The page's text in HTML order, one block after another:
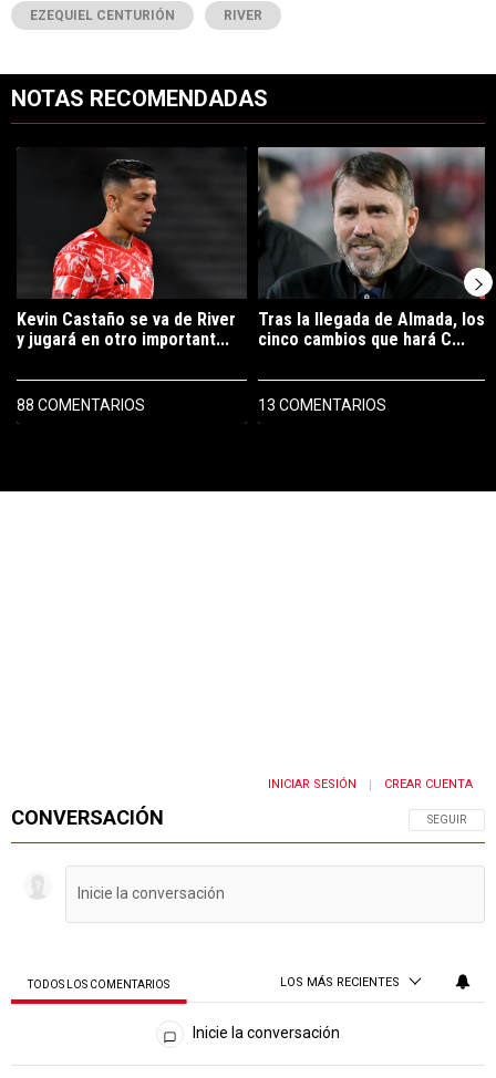
EZEQUIEL CENTURIÓN RIVER
NOTAS RECOMENDADAS
Un artículo de tendencia con el título "Kevin Castaño se va de
Kevin Castaño se va de River
y jugará en otro important...
88 COMENTARIOS
Un artículo de tendencia con el
Tras la llegada de Almada, los
cinco cambios que hará C...
13 COMENTARIOS
CONVERSACIÓN SIGA ESTA
SEGUIR
INICIAR SESIÓN CREAR CUENTA
TODOS LOS COMENTARIOS LOS MÁS RECIENTES
Todos los comentarios
Inicie la conversación